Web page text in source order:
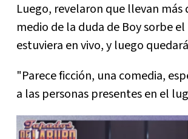
Luego, revelaron que llevan
medio de la duda de Boy sorbe
estuviera en vivo, y luego
"Parece ficción, una comedia,
a las personas presentes en el